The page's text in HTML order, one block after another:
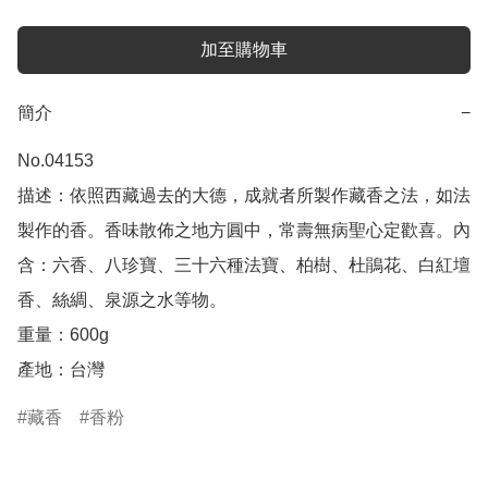
加至購物車
簡介 −
No.04153
描述：依照西藏過去的大德，成就者所製作藏香之法，如法
製作的香。香味散佈之地方圓中，常壽無病聖心定歡喜。內
含：六香、八珍寶、三十六種法寶、柏樹、杜鵑花、白紅壇
香、絲綢、泉源之水等物。
重量：600g
產地：台灣
藏香 香粉